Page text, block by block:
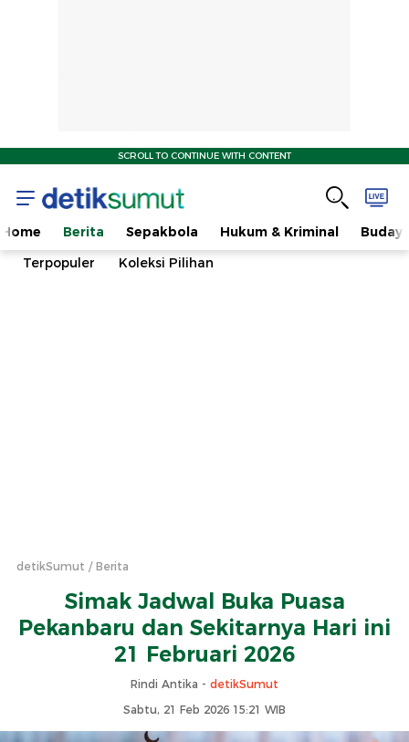
SCROLL TO CONTINUE WITH CONTENT
Home Berita Sepakbola Hukum & Kriminal
Terpopuler
Koleksi Pilihan
detikSumut Berita
Simak Jadwal Buka Puasa
Pekanbaru dan Sekitarnya Hari ini
21 Februari 2026
Rindi Antika - detikSumut
Sabtu, 21 Feb 2026 15:21 WIB